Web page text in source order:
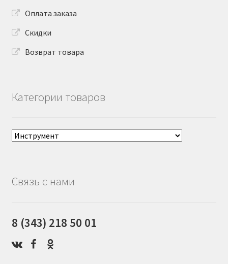
Оплата заказа
Скидки
Возврат товара
Категории товаров
Связь с нами
8 (343) 218 50 01